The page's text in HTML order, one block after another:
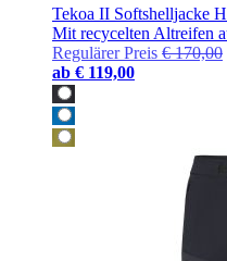
Tekoa II Softshelljacke
Mit recycelten Altreifen
Regulärer Preis € 170,00
ab € 119,00